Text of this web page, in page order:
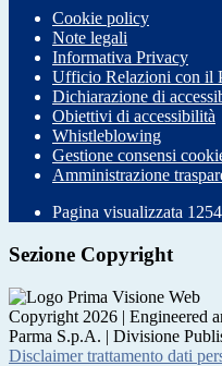
Cookie policy
Note legali
Informativa Privacy
Ufficio Relazioni con il
Dichiarazione di
Obiettivi di accessibilità
Whistleblowing
Gestione consensi
Amministrazione
Pagina visualizzata 1254
Sezione Copyright
Copyright 2026 | Engineered
Parma S.p.A. | Divisione
Disclaimer trattamento dati